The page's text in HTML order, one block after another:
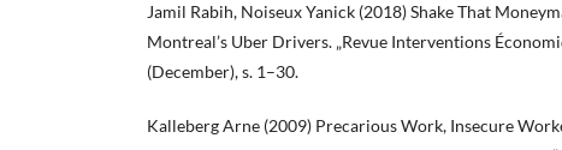
Jamil Rabih, Noiseux Yanick (2018) Shake That
Montreal’s Uber Drivers. „Revue Interventions
(December), s. 1–30.
Kalleberg Arne (2009) Precarious Work, Insecure